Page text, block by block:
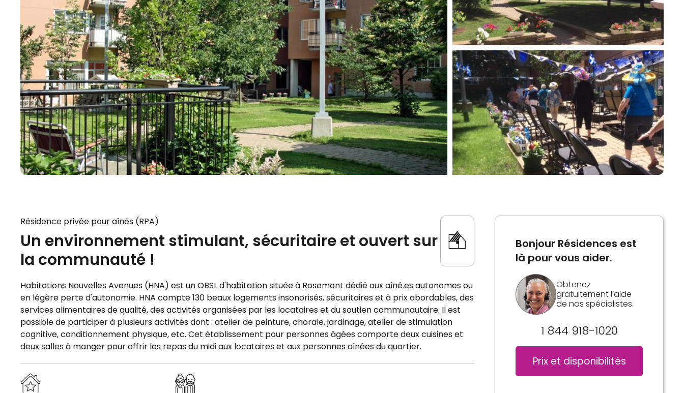
Résidence privée pour aînés (RPA)
Un environnement stimulant, sécuritaire et ouvert sur
la communauté !
Habitations Nouvelles Avenues (HNA) est un OBSL d'habitation située à Rosemont dédié aux aîné.es autonomes ou
en légère perte d'autonomie. HNA compte 130 beaux logements insonorisés, sécuritaires et à prix abordables, des
services alimentaires de qualité, des activités organisées par les locataires et du soutien communautaire. Il est
possible de participer à plusieurs activités dont : atelier de peinture, chorale, jardinage, atelier de stimulation
cognitive, conditionnement physique, etc. Cet établissement pour personnes âgées comporte deux cuisines et
deux salles à manger pour offrir les repas du midi aux locataires et aux personnes aînées du quartier.
Bonjour Résidences est
là pour vous aider.
Obtenez
gratuitement l’aide
de nos spécialistes.
1 844 918-1020
Prix et disponibilités